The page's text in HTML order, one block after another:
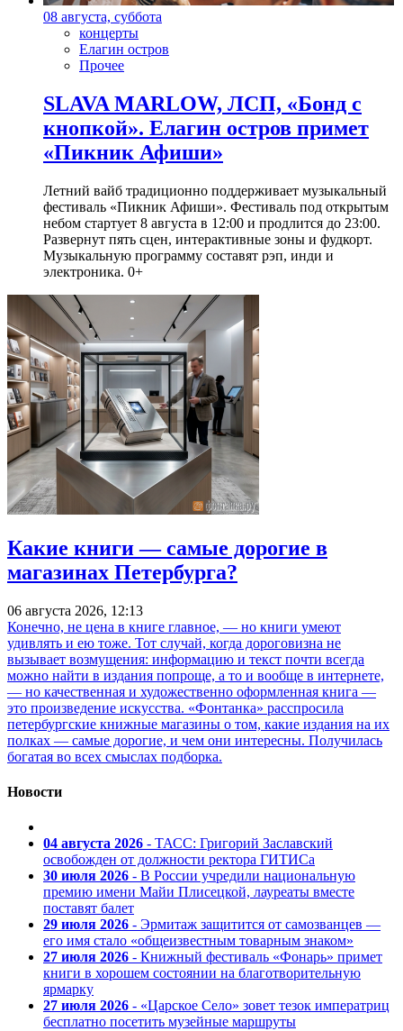
08 августа, суббота
концерты
Елагин остров
Прочее
SLAVA MARLOW, ЛСП, «Бонд с
кнопкой». Елагин остров примет
«Пикник Афиши»
Летний вайб традиционно поддерживает музыкальный
фестиваль «Пикник Афиши». Фестиваль под открытым
небом стартует 8 августа в 12:00 и продлится до 23:00.
Развернут пять сцен, интерактивные зоны и фудкорт.
Музыкальную программу составят рэп, инди и
электроника. 0+
Какие книги — самые дорогие в
магазинах Петербурга?
06 августа 2026, 12:13
Конечно, не цена в книге главное, — но книги умеют
удивлять и ею тоже. Тот случай, когда дороговизна не
вызывает возмущения: информацию и текст почти всегда
можно найти в издания попроще, а то и вообще в интернете,
— но качественная и художественно оформленная книга —
это произведение искусства. «Фонтанка» расспросила
петербургские книжные магазины о том, какие издания на их
полках — самые дорогие, и чем они интересны. Получилась
богатая во всех смыслах подборка.
Новости
04 августа 2026 - ТАСС: Григорий Заславский
освобожден от должности ректора ГИТИСа
30 июля 2026 - В России учредили национальную
премию имени Майи Плисецкой, лауреаты вместе
поставят балет
29 июля 2026 - Эрмитаж защитится от самозванцев —
его имя стало «общеизвестным товарным знаком»
27 июля 2026 - Книжный фестиваль «Фонарь» примет
книги в хорошем состоянии на благотворительную
ярмарку
27 июля 2026 - «Царское Село» зовет тезок императриц
бесплатно посетить музейные маршруты